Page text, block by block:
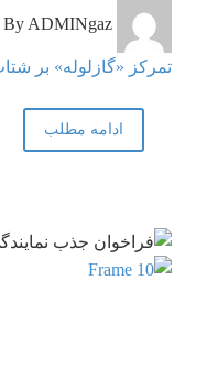
«گازلوله»
شتاب‌بخشی
پروژه‌های
ملی
By ADMINgaz
تمرکز «گازلوله» بر
ادامه مطلب